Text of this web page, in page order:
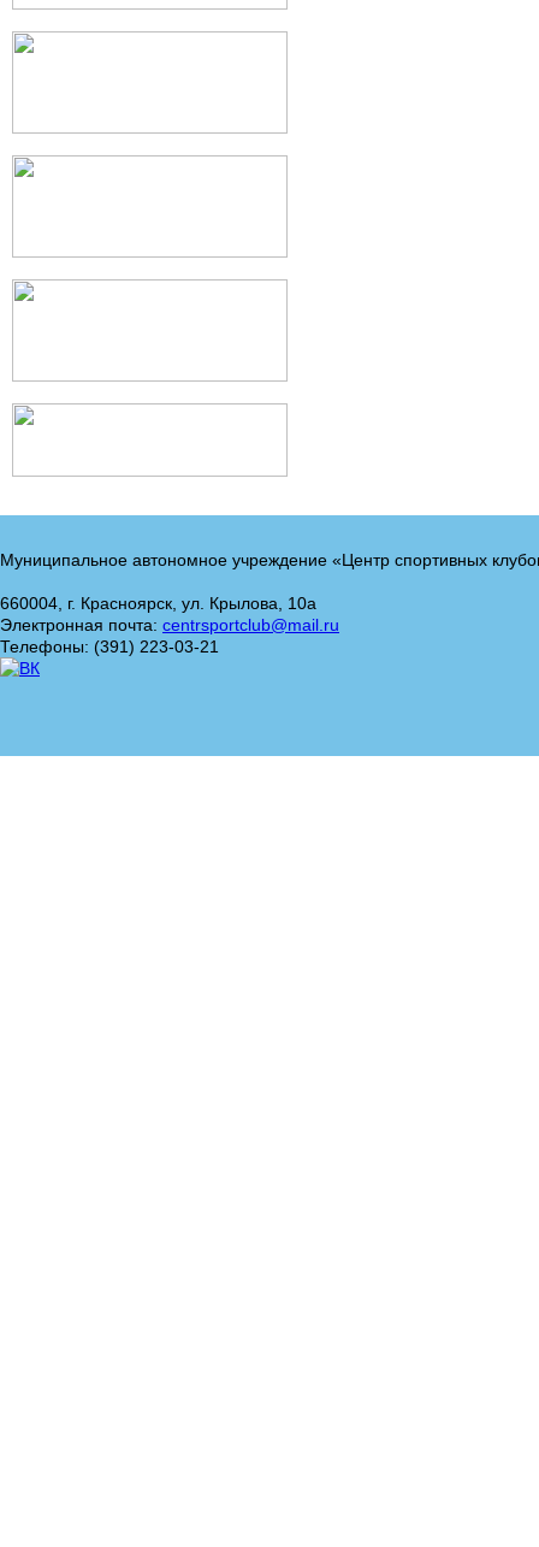
Муниципальное автономное учреждение «Центр спортивных
660004, г. Красноярск, ул. Крылова, 10а
Электронная почта: centrsportclub@mail.ru
Телефоны: (391) 223-03-21